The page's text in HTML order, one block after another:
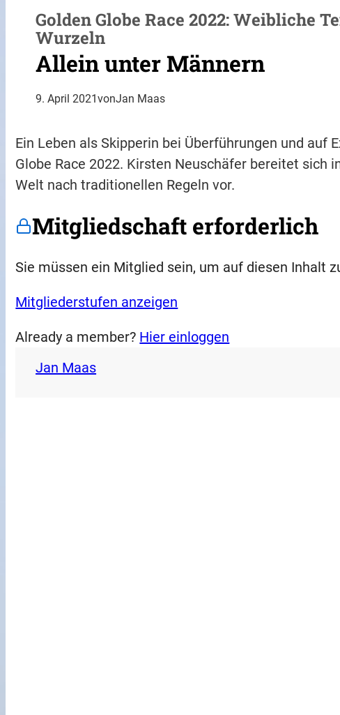
Golden Globe Race 2022: Weibliche
Wurzeln
Allein unter Männern
9. April 2021vonJan Maas
Ein Leben als Skipperin bei Überführungen und auf
Globe Race 2022. Kirsten Neuschäfer bereitet sich
Welt nach traditionellen Regeln vor.
Mitgliedschaft erforderlich
Sie müssen ein Mitglied sein, um auf diesen Inhalt
Mitgliederstufen anzeigen
Already a member? Hier einloggen
Jan Maas